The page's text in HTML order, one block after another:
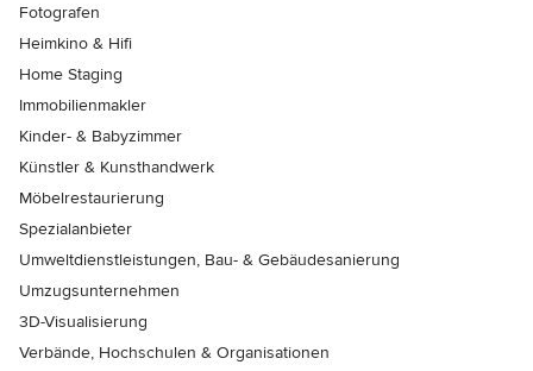
Fotografen
Heimkino & Hifi
Home Staging
Immobilienmakler
Kinder- & Babyzimmer
Künstler & Kunsthandwerk
Möbelrestaurierung
Spezialanbieter
Umweltdienstleistungen, Bau- & Gebäudesanierung
Umzugsunternehmen
3D-Visualisierung
Verbände, Hochschulen & Organisationen